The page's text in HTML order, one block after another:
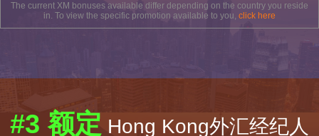
The current XM bonuses available differ depending on the country you reside
in. To view the specific promotion available to you, click here
#3 额定 Hong Kong外汇经纪人